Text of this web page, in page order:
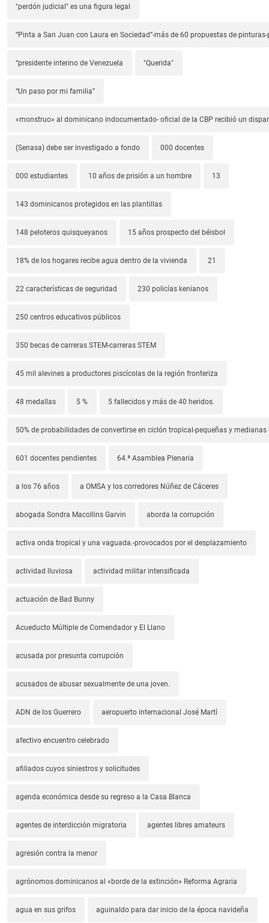
"perdón judicial" es una figura legal
“Pinta a San Juan con Laura en Sociedad”-más de 60 propuestas de
“presidente interino de Venezuela "Querida"
“Un paso por mi familia”
«monstruo» al dominicano indocumentado- oficial de la CBP recibió un
(Senasa) debe ser investigado a fondo 000 docentes
000 estudiantes 10 años de prisión a un hombre 13
143 dominicanos protegidos en las plantillas
148 peloteros quisqueyanos 15 años prospecto del béisbol
18% de los hogares recibe agua dentro de la vivienda 21
22 características de seguridad 230 policías kenianos
250 centros educativos públicos
350 becas de carreras STEM-carreras STEM
45 mil alevines a productores piscícolas de la región fronteriza
48 medallas 5 % 5 fallecidos y más de 40 heridos.
50% de probabilidades de convertirse en ciclón tropical-pequeñas y
601 docentes pendientes 64.ª Asamblea Plenaria
a los 76 años a OMSA y los corredores Núñez de Cáceres
abogada Sondra Macollins Garvin aborda la corrupción
activa onda tropical y una vaguada.-provocados por el desplazamiento
actividad lluviosa actividad militar intensificada
actuación de Bad Bunny
Acueducto Múltiple de Comendador y El Llano
acusada por presunta corrupción
acusados de abusar sexualmente de una joven.
ADN de los Guerrero aeropuerto internacional José Martí
afectivo encuentro celebrado
afiliados cuyos siniestros y solicitudes
agenda económica desde su regreso a la Casa Blanca
agentes de interdicción migratoria agentes libres amateurs
agresión contra la menor
agrónomos dominicanos al «borde de la extinción» Reforma Agraria
agua en sus grifos aguinaldo para dar inicio de la época navideña